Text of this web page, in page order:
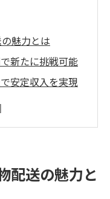
魅力とは
新たに挑戦可能
安定収入を実現
躍できる環境を
ぐチャンス
配送の魅力と